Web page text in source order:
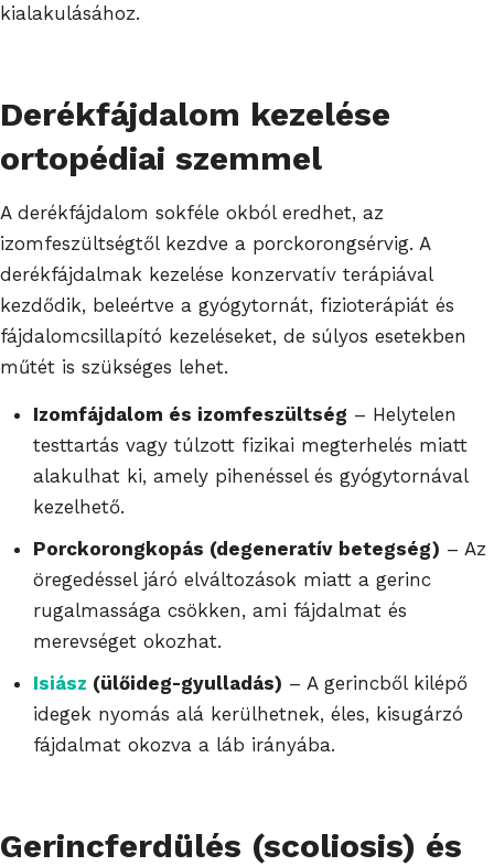
kialakulásához.
Derékfájdalom kezelése
ortopédiai szemmel
A derékfájdalom sokféle okból eredhet, az
izomfeszültségtől kezdve a porckorongsérvig. A
derékfájdalmak kezelése konzervatív terápiával
kezdődik, beleértve a gyógytornát, fizioterápiát és
fájdalomcsillapító kezeléseket, de súlyos esetekben
műtét is szükséges lehet.
Izomfájdalom és izomfeszültség – Helytelen
testtartás vagy túlzott fizikai megterhelés miatt
alakulhat ki, amely pihenéssel és gyógytornával
kezelhető.
Porckorongkopás (degeneratív betegség) – Az
öregedéssel járó elváltozások miatt a gerinc
rugalmassága csökken, ami fájdalmat és
merevséget okozhat.
Isiász (ülőideg-gyulladás) – A gerincből kilépő
idegek nyomás alá kerülhetnek, éles, kisugárzó
fájdalmat okozva a láb irányába.
Gerincferdülés (scoliosis) és